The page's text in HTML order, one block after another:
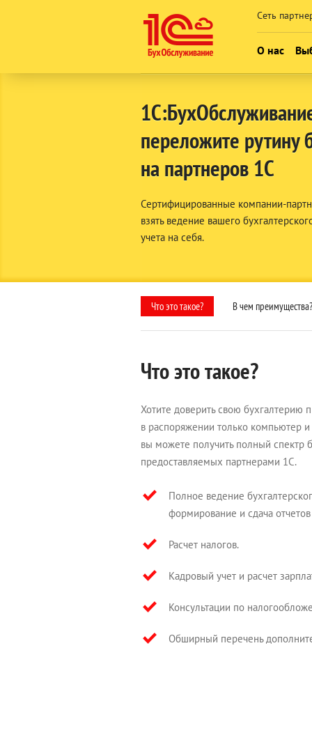
Сеть
О нас
Новости
Карьера в
переложите рутину
на партнеров 1С
Сертифицированные компании-
взять ведение вашего
учета на себя.
Что это такое? В чем преимущества?
Что это такое?
Хотите доверить свою бухгалтерию
в распоряжении только компьютер и
вы можете получить полный спектр
предоставляемых партнерами 1С.
Полное ведение
формирование и сдача
Расчет налогов.
Кадровый учет и расчет
Консультации по
Обширный перечень